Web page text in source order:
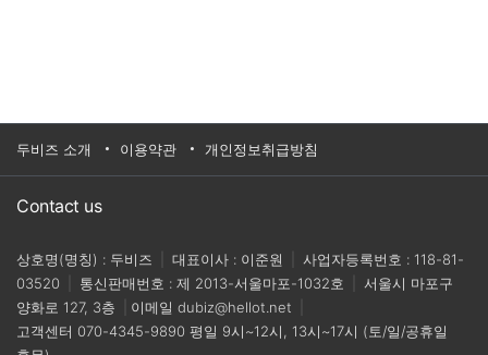
두비즈 소개 이용약관 개인정보취급방침
Contact us
상호명(명칭) : 두비즈 대표이사 : 이준원
사업자등록번호 : 118-81-
03520
통신판매번호 : 제 2013-서울마포-1032호
서울시 마포구
양화로 127, 3층
이메일 dubiz@hellot.net
고객센터 070-4345-9890 평일 9시~12시, 13시~17시 (토/일/공휴일